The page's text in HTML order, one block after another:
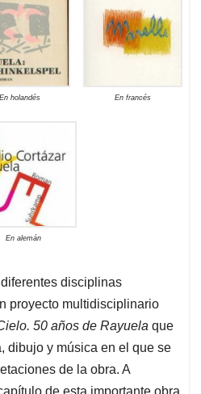
En holandés En francés
En alemán
disciplinas
proyecto multidisciplinario
50 años de Rayuela que
dibujo y música en el que se
de la obra. A
de esta importante obra